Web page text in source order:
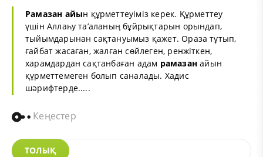
Рамазан айын құрметтеуіміз керек. Құрметтеу
үшін Аллаһу та’аланың бұйрықтарын орындап,
тыйымдарынан сақтануымыз қажет. Ораза тұтып,
ғайбат жасаған, жалған сөйлеген, ренжіткен,
харамдардан сақтанбаған адам рамазанайын
құрметтемеген болып саналады. Хадис
шәрифтерде.....
Кеңестер
ТОЛЫҚ